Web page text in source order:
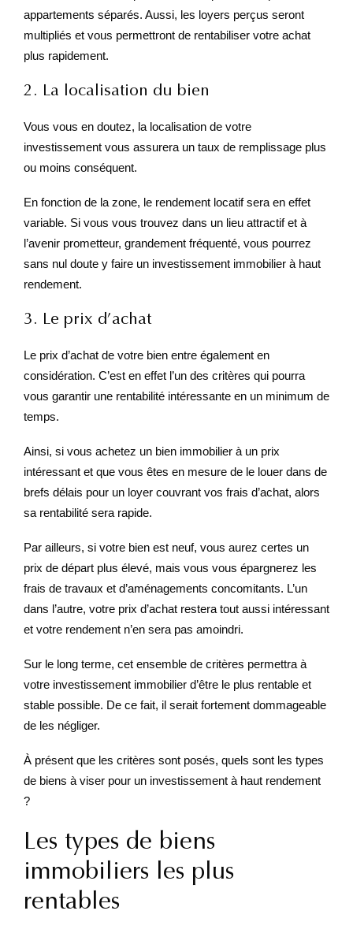
appartements séparés. Aussi, les loyers perçus seront
multipliés et vous permettront de rentabiliser votre achat
plus rapidement.
2. La localisation du bien
Vous vous en doutez, la localisation de votre
investissement vous assurera un taux de remplissage plus
ou moins conséquent.
En fonction de la zone, le rendement locatif sera en effet
variable. Si vous vous trouvez dans un lieu attractif et à
l’avenir prometteur, grandement fréquenté, vous pourrez
sans nul doute y faire un investissement immobilier à haut
rendement.
3. Le prix d’achat
Le prix d’achat de votre bien entre également en
considération. C’est en effet l’un des critères qui pourra
vous garantir une rentabilité intéressante en un minimum de
temps.
Ainsi, si vous achetez un bien immobilier à un prix
intéressant et que vous êtes en mesure de le louer dans de
brefs délais pour un loyer couvrant vos frais d’achat, alors
sa rentabilité sera rapide.
Par ailleurs, si votre bien est neuf, vous aurez certes un
prix de départ plus élevé, mais vous vous épargnerez les
frais de travaux et d’aménagements concomitants. L’un
dans l’autre, votre prix d’achat restera tout aussi intéressant
et votre rendement n’en sera pas amoindri.
Sur le long terme, cet ensemble de critères permettra à
votre investissement immobilier d’être le plus rentable et
stable possible. De ce fait, il serait fortement dommageable
de les négliger.
À présent que les critères sont posés, quels sont les types
de biens à viser pour un investissement à haut rendement
?
Les types de biens
immobiliers les plus
rentables